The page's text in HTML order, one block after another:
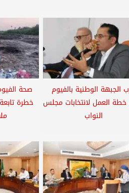
الجبهة الوطنية بالفيوم
العمل لانتخابات مجلس
النواب
صحة
خطرة